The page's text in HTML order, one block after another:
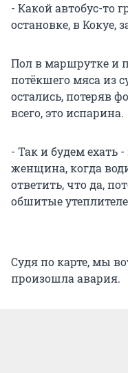
- Какой автобус-то
остановке, в Кокуе,
Пол в маршрутке и
потёкшего мяса из
остались, потеряв
всего, это испарина.
- Так и будем ехать
женщина, когда
ответить, что да,
обшитые
Судя по карте, мы
произошла авария.